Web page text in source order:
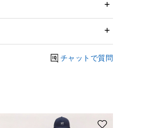
チャットで質問